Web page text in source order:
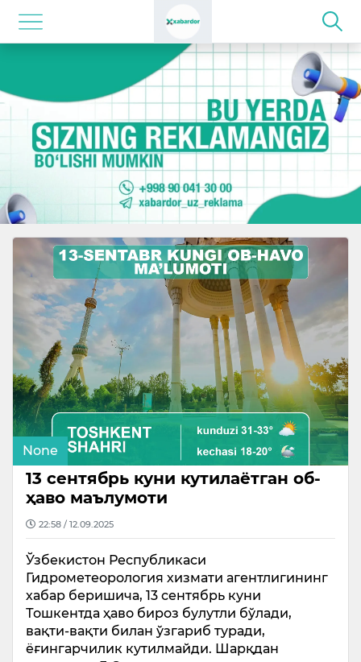
None
13 сентябрь куни кутилаётган об-
ҳаво маълумоти
22:58 / 12.09.2025
Ўзбекистон Республикаси
Гидрометеорология хизмати агентлигининг
хабар беришича, 13 сентябрь куни
Тошкентда ҳаво бироз булутли бўлади,
вақти-вақти билан ўзгариб туради,
ёғингарчилик кутилмайди. Шарқдан